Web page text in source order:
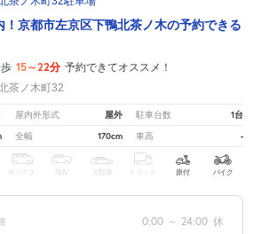
京都市左京区下鴨北茶ノ木の予約できる
15～22分 予約できてオススメ！
茶ノ木町32
屋内外形式 屋外 駐車台数 1台
全幅 170cm 車高 -
ボックス SUV 大型車 トラック 原付 バイク
0:00 ～ 24:00 休